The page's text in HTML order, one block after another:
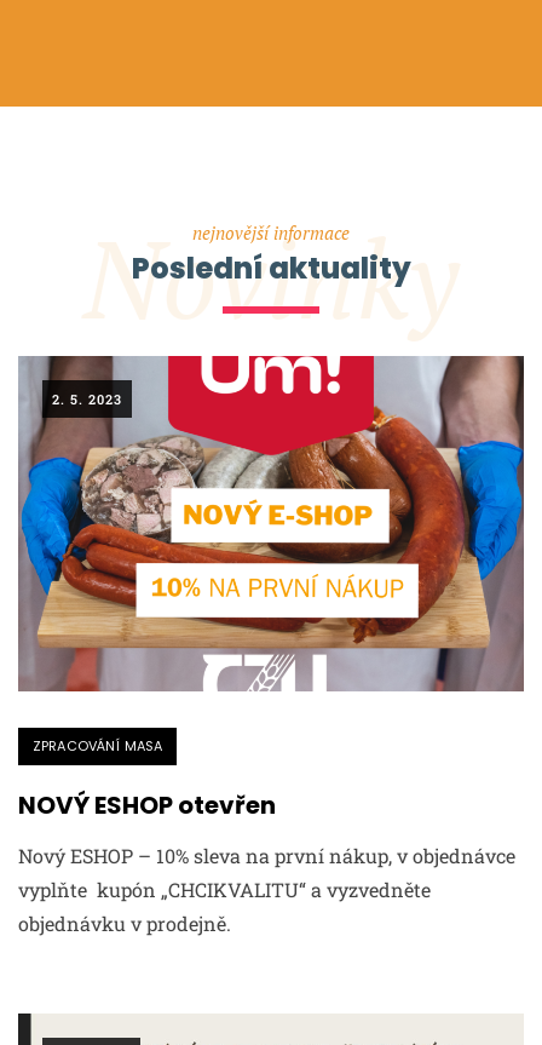
Novinky
nejnovější informace
Poslední aktuality
2. 5. 2023
ZPRACOVÁNÍ MASA
NOVÝ ESHOP otevřen
Nový ESHOP – 10% sleva na první nákup, v objednávce
vyplňte kupón „CHCIKVALITU“ a vyzvedněte
objednávku v prodejně.